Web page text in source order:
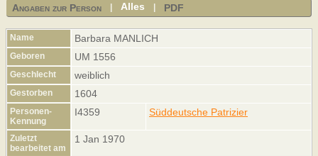
Angaben zur Person |Alles PDF
Name Barbara MANLICH
Geboren UM 1556
Geschlecht weiblich
Gestorben 1604
Personen-
Kennung
I4359 Süddeutsche Patrizier
Zuletzt
bearbeitet am
1 Jan 1970